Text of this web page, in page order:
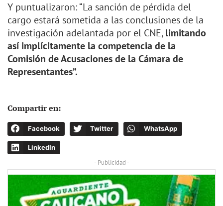
Y puntualizaron: “La sanción de pérdida del
cargo estará sometida a las conclusiones de la
investigación adelantada por el CNE,limitando
así implícitamente la competencia de la
Comisión de Acusaciones de la Cámara de
Representantes”.
Compartir en:
Facebook Twitter WhatsApp
LinkedIn
- Publicidad -